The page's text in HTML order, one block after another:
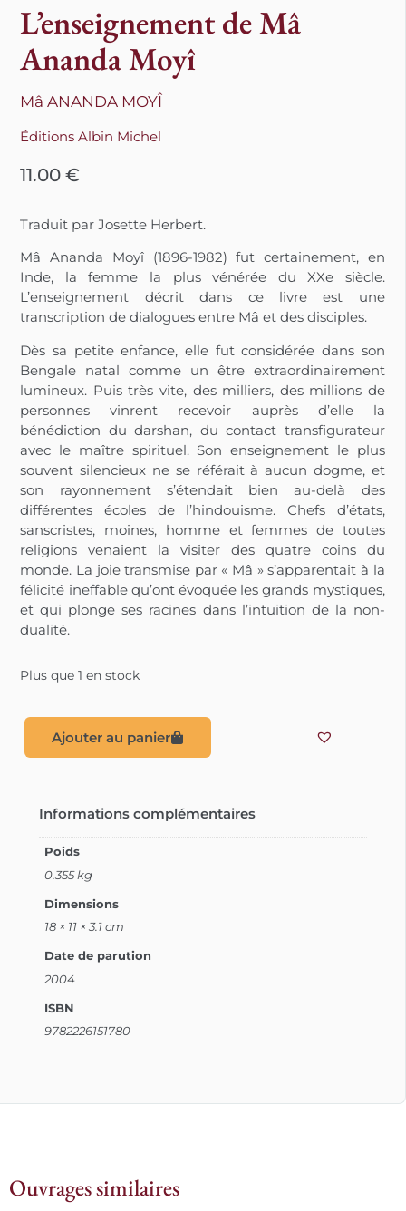
L’enseignement de Mâ
Ananda Moyî
Mâ ANANDA MOYÎ
Éditions Albin Michel
11.00€
Traduit par Josette Herbert.
Mâ Ananda Moyî (1896-1982) fut certainement, en
Inde, la femme la plus vénérée du XXe siècle.
L’enseignement décrit dans ce livre est une
transcription de dialogues entre Mâ et des disciples.
Dès sa petite enfance, elle fut considérée dans son
Bengale natal comme un être extraordinairement
lumineux. Puis très vite, des milliers, des millions de
personnes vinrent recevoir auprès d’elle la
bénédiction du darshan, du contact transfigurateur
avec le maître spirituel. Son enseignement le plus
souvent silencieux ne se référait à aucun dogme, et
son rayonnement s’étendait bien au-delà des
différentes écoles de l’hindouisme. Chefs d’états,
sanscristes, moines, homme et femmes de toutes
religions venaient la visiter des quatre coins du
monde. La joie transmise par « Mâ » s’apparentait à la
félicité ineffable qu’ont évoquée les grands mystiques,
et qui plonge ses racines dans l’intuition de la non-
dualité.
Plus que 1 en stock
Ajouter au panier
Informations complémentaires
Poids
0.355 kg
Dimensions
18 × 11 × 3.1 cm
Date de parution
2004
ISBN
9782226151780
Ouvrages similaires